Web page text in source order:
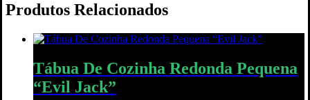
Produtos Relacionados
Tábua De Cozinha Redonda Pequena
“Evil Jack”